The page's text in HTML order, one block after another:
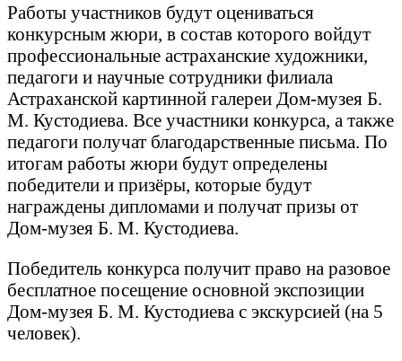
Работы участников будут оцениваться
конкурсным жюри, в состав которого войдут
профессиональные астраханские художники,
педагоги и научные сотрудники филиала
Астраханской картинной галереи Дом-музея Б.
М. Кустодиева. Все участники конкурса, а также
педагоги получат благодарственные письма. По
итогам работы жюри будут определены
победители и призёры, которые будут
награждены дипломами и получат призы от
Дом-музея Б. М. Кустодиева.
Победитель конкурса получит право на разовое
бесплатное посещение основной экспозиции
Дом-музея Б. М. Кустодиева с экскурсией (на 5
человек).